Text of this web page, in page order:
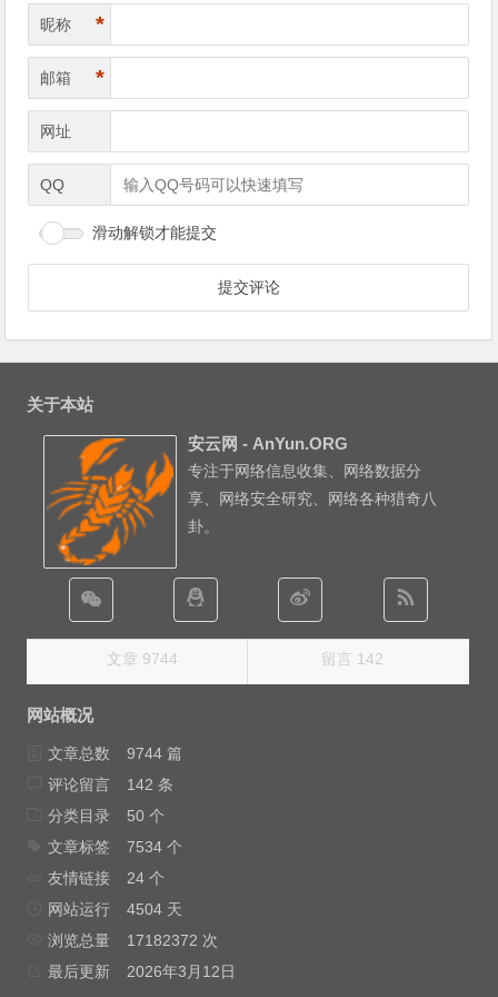
昵称 *
邮箱 *
网址
QQ
滑动解锁才能提交
关于本站
安云网 - AnYun.ORG
专注于网络信息收集、网络数据分
享、网络安全研究、网络各种猎奇八
卦。
文章 9744 留言 142
网站概况
文章总数
9744 篇
评论留言
142 条
分类目录
50 个
文章标签
7534 个
友情链接
24 个
网站运行
4504 天
浏览总量
17182372 次
最后更新
2026年3月12日